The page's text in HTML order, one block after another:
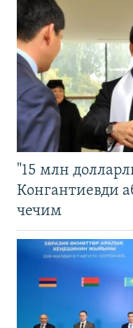
"15 млн
Конгантиевди
чечим